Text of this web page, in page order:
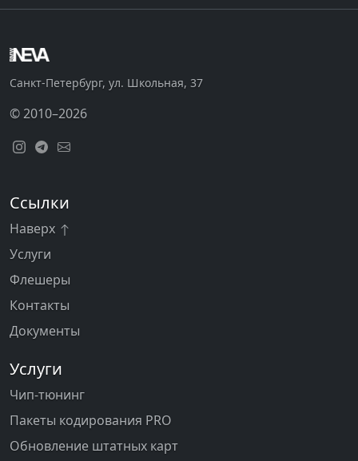
Санкт-Петербург, ул. Школьная, 37
© 2010–2026
Ссылки
Наверх
Услуги
Флешеры
Контакты
Документы
Услуги
Чип-тюнинг
Пакеты кодирования PRO
Обновление штатных карт